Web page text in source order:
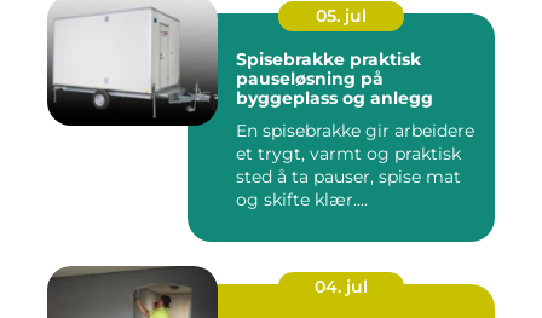
05. jul
Spisebrakke praktisk
pauseløsning på
byggeplass og anlegg
En spisebrakke gir arbeidere
et trygt, varmt og praktisk
sted å ta pauser, spise mat
og skifte klær....
04. jul